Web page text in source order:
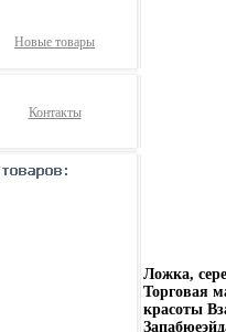
Новые товары
Контакты
Ложка,
Торговая
красоты